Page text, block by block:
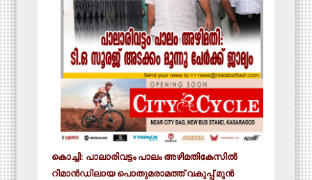
കൊച്ചി: പാലാരിവട്ടം പാലം അഴിമതികേസിൽ
റിമാൻഡിലായ പൊതുമരാമത്ത് വകുപ്പ് മുൻ